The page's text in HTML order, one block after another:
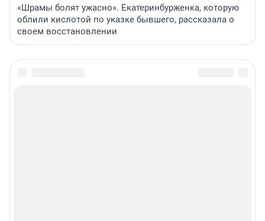
«Шрамы болят ужасно». Екатеринбурженка, которую
облили кислотой по указке бывшего, рассказала о
своем восстановлении